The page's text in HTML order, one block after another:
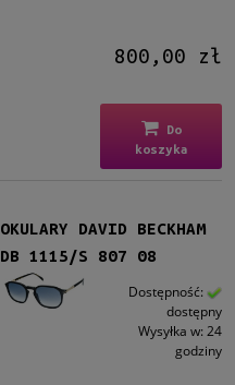
800,00 zł
Do
koszyka
OKULARY DAVID BECKHAM
DB 1115/S 807 08
Dostępność:
dostępny
Wysyłka w: 24
godziny